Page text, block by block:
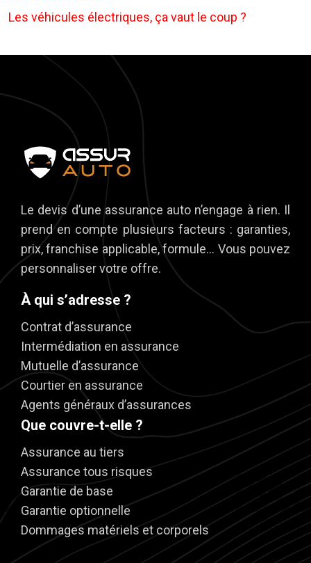
Les véhicules électriques, ça vaut le coup ?
Le devis d’une assurance auto n’engage à rien. Il
prend en compte plusieurs facteurs : garanties,
prix, franchise applicable, formule… Vous pouvez
personnaliser votre offre.
À qui s’adresse ?
Contrat d’assurance
Intermédiation en assurance
Mutuelle d’assurance
Courtier en assurance
Agents généraux d’assurances
Que couvre-t-elle ?
Assurance au tiers
Assurance tous risques
Garantie de base
Garantie optionnelle
Dommages matériels et corporels